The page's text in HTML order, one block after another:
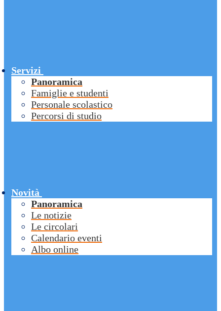
Servizi
Panoramica
Famiglie e studenti
Personale scolastico
Percorsi di studio
Novità
Panoramica
Le notizie
Le circolari
Calendario eventi
Albo online